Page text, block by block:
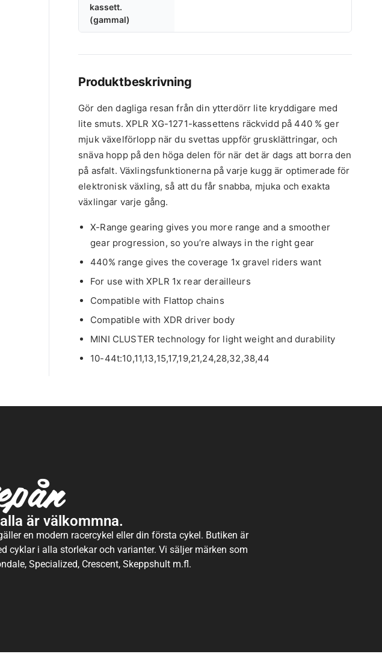
kassett.
(gammal)
Produktbeskrivning
Gör den dagliga resan från din ytterdörr lite kryddigare med
lite smuts. XPLR XG-1271-kassettens räckvidd på 440 % ger
mjuk växelförlopp när du svettas uppför grusklättringar, och
snäva hopp på den höga delen för när det är dags att borra den
på asfalt. Växlingsfunktionerna på varje kugg är optimerade för
elektronisk växling, så att du får snabba, mjuka och exakta
växlingar varje gång.
X-Range gearing gives you more range and a smoother
gear progression, so you’re always in the right gear
440% range gives the coverage 1x gravel riders want
For use with XPLR 1x rear derailleurs
Compatible with Flattop chains
Compatible with XDR driver body
MINI CLUSTER technology for light weight and durability
10-44t:10,11,13,15,17,19,21,24,28,32,38,44
är välkommna.
en modern racercykel eller din första cykel. Butiken är
cyklar i alla storlekar och varianter. Vi säljer märken som
Specialized, Crescent, Skeppshult m.fl.